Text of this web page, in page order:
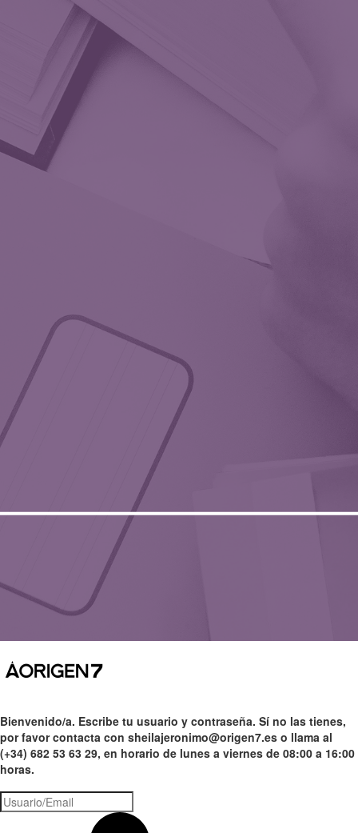
Bienvenido/a. Escribe tu usuario y contraseña. Sí no las tienes,
por favor contacta con sheilajeronimo@origen7.es o llama al
(+34) 682 53 63 29, en horario de lunes a viernes de 08:00 a 16:00
horas.